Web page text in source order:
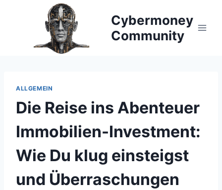
Cybermoney
Community
ALLGEMEIN
Die Reise ins Abenteuer
Immobilien-Investment:
Wie Du klug einsteigst
und Überraschungen